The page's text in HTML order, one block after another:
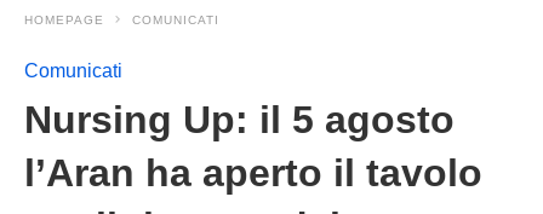
HOMEPAGE COMUNICATI
Comunicati
Nursing Up: il 5 agosto
l’Aran ha aperto il tavolo